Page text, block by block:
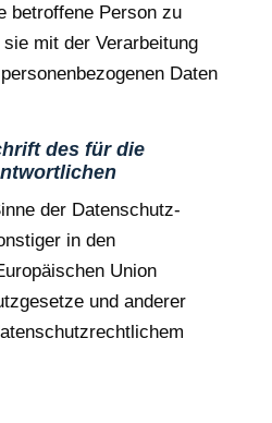
betroffene Person zu
mit der Verarbeitung
Daten
des für die
der Datenschutz-
in den
Union
und anderer